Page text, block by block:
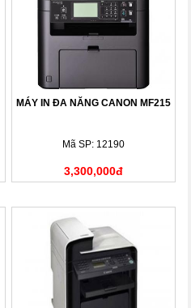
MÁY IN ĐA NĂNG CANON MF215
Mã SP: 12190
3,300,000đ